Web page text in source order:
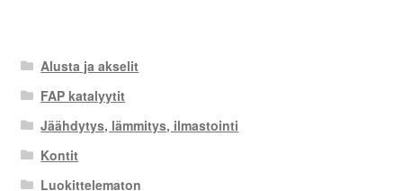
Alusta ja akselit
FAP katalyytit
Jäähdytys, lämmitys, ilmastointi
Kontit
Luokittelematon